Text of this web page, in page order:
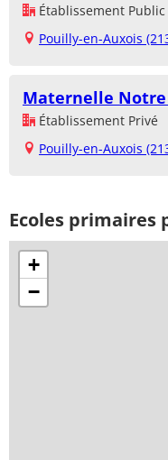
Établissement Public
Pouilly-en-Auxois
Maternelle Notre
Établissement Privé
Pouilly-en-Auxois
Ecoles primaires
+
−